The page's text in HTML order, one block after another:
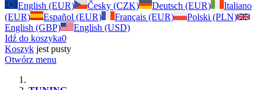
English (EUR)
Česky (CZK) Deutsch (EUR)
Italiano
(EUR)
Español (EUR) Français (EUR)
Polski (PLN)
English (GBP)
English (USD)
Idź do koszyka0
Koszyk jest pusty
Otwórz menu